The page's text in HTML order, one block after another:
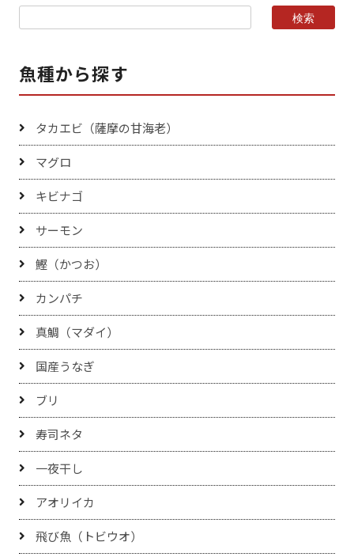
魚種から探す
タカエビ（薩摩の甘海老）
マグロ
キビナゴ
サーモン
鰹（かつお）
カンパチ
真鯛（マダイ）
国産うなぎ
ブリ
寿司ネタ
一夜干し
アオリイカ
飛び魚（トビウオ）